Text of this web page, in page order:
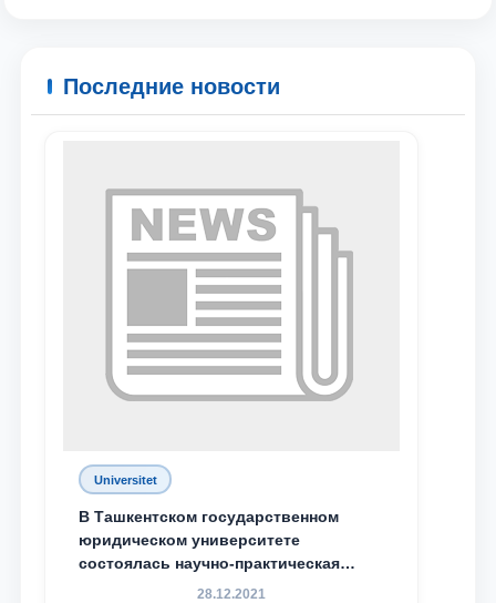
Последние новости
Universitet
В Ташкентском государственном
юридическом университете
состоялась научно-практическая
конференция магистрантов
28.12.2021